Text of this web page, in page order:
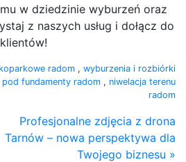
w dziedzinie wyburzeń oraz
z naszych usług i dołącz do
radom , wyburzenia i rozbiórki
fundamenty radom , niwelacja terenu
radom
Profesjonalne zdjęcia z drona
Tarnów – nowa perspektywa dla
Twojego biznesu »